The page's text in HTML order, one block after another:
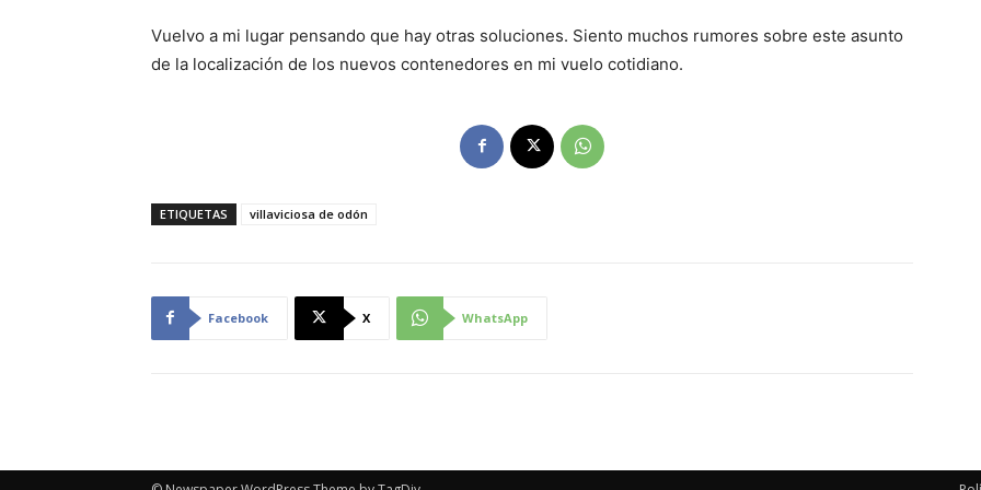
Vuelvo a mi lugar pensando que hay otras soluciones. Siento muchos rumores sobre este asunto
de la localización de los nuevos contenedores en mi vuelo cotidiano.
ETIQUETAS villaviciosa de odón
Facebook X WhatsApp